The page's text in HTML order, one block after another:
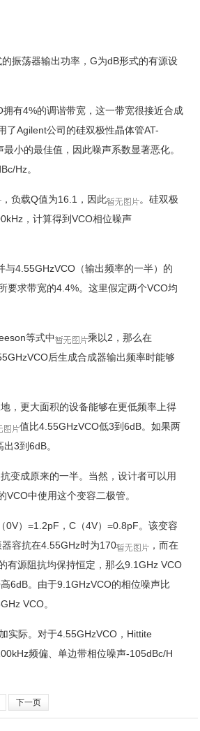
振荡器输出功率，G为dB形式的有源设
拥有4%的调谐带宽，这一带宽很接近合成
了Agilent公司的硅双极性晶体管AT-
小的最佳值，因此噪声系数显著恶化。
Hz。
，负载Q值为16.1，因此
。硅双极
，计算得到VCO相位噪声
4.55GHzVCO（输出频率的一半）的
要求带宽的4.4%。这里假定两个VCO均
等式中
乘以2，那么在
后生成合成器输出频率时能够
，更大面积的设备能够在更低频率上得
值比4.55GHzVCO低3到6dB。如果两
3到6dB。
变成原来的一半。当然，设计者可以用
中使用这个变容二极管。
0V）=1.2pF，C（4V）=0.8pF。该变容
容抗在4.55GHz时为170
，而在
有源阻抗均保持恒定，那么9.1GHz VCO
6dB。由于9.1GHzVCO的相位噪声比
VCO。
实际。对于4.55GHzVCO，Hittite
频偏、单边带相位噪声-105dBc/H
下一页